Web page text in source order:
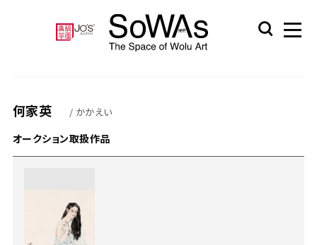
何家英 / かかえい
オークション取扱作品